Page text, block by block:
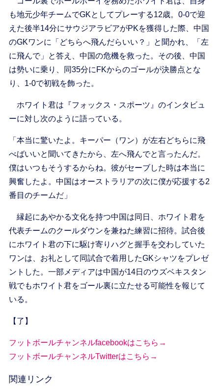
も地元少年チームでGKとしてプレーする12歳。0-0で迎
えた後半14分にサウジアラビアがPKを獲得した際、中国
のGKワンに「どちらへ飛んだらいい？」と聞かれ、「左
に飛んで」と答え、中国の危機を救った。その後、中国
は勢いに乗り、同35分にFKからのゴールが決勝点とな
り、1-0で初戦を飾った。
ホワイト君は『フォックス・スポーツ』のインタビュ
ーに対し次のように語っている。
「本当に驚いたよ。キーパー（ワン）が左右どちらに飛
べばいいと聞いてきたから、左へ飛んでと言ったんだ。
僕はいつもそうするからね。彼がセーブした時は本当に
興奮したよ。中国はオーストラリアの次に僕が応援する2
番目のチームだ」
縁起にあやかる文化を持つ中国は同日、ホワイト君を
代表チームのクールダウンを兼ねた練習に招待。試合後
にホワイト君の下に駆け寄りハグと握手を交わしていた
ワンは、お礼として同試合で着用したGKシャツをプレゼ
ントした。一部メディアは中国が14日のウズベキスタン
戦でもホワイト君をゴール裏に立たせる可能性を報じて
いる。
【了】
フットボールチャンネルfacebookはこちら→
フットボールチャンネルTwitterはこちら→
関連リンク